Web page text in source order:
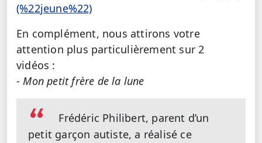
(%22jeune%22)
En complément, nous attirons votre
attention plus particulièrement sur 2
vidéos :
-Mon petit frère de la lune
Frédéric Philibert, parent d’un
petit garçon autiste, a réalisé ce